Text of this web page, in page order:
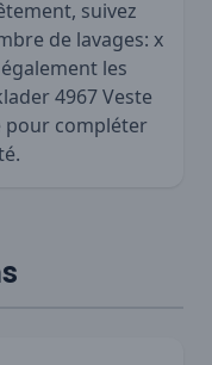
suivez
de lavages: x
les
4967 Veste
pour compléter